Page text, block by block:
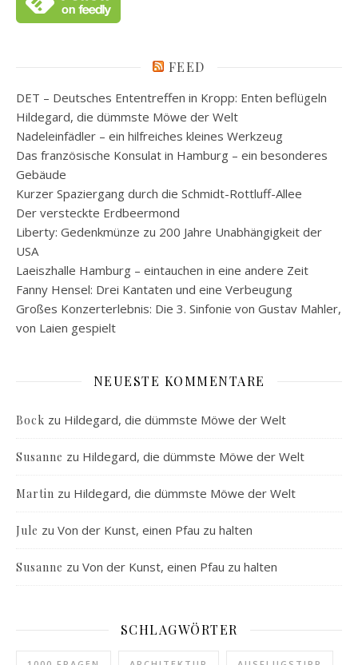
FEED
DET – Deutsches Ententreffen in Kropp: Enten beflügeln
Hildegard, die dümmste Möwe der Welt
Nadeleinfädler – ein hilfreiches kleines Werkzeug
Das französische Konsulat in Hamburg – ein besonderes
Gebäude
Kurzer Spaziergang durch die Schmidt-Rottluff-Allee
Der versteckte Erdbeermond
Liberty: Gedenkmünze zu 200 Jahre Unabhängigkeit der
USA
Laeiszhalle Hamburg – eintauchen in eine andere Zeit
Fanny Hensel: Drei Kantaten und eine Verbeugung
Großes Konzerterlebnis: Die 3. Sinfonie von Gustav Mahler,
von Laien gespielt
NEUESTE KOMMENTARE
Bock zu Hildegard, die dümmste Möwe der Welt
Susanne zu Hildegard, die dümmste Möwe der Welt
Martin zu Hildegard, die dümmste Möwe der Welt
Jule zu Von der Kunst, einen Pfau zu halten
Susanne zu Von der Kunst, einen Pfau zu halten
SCHLAGWÖRTER